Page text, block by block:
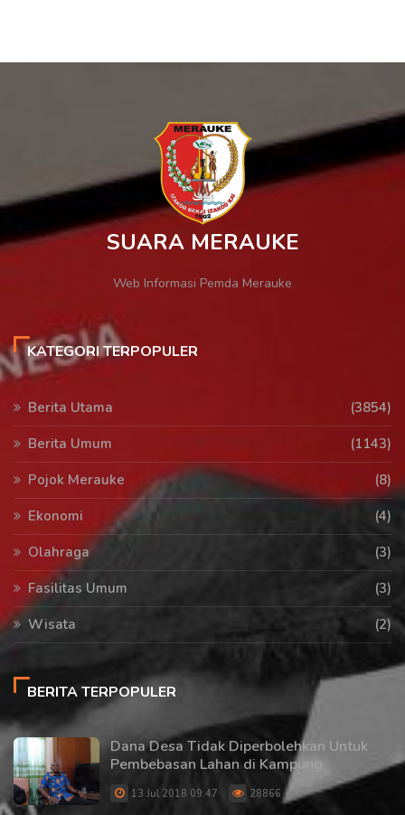
SUARA MERAUKE
Web Informasi Pemda Merauke
KATEGORI TERPOPULER
Berita Utama
(3854)
Berita Umum
(1143)
Pojok Merauke
(8)
Ekonomi
(4)
Olahraga
(3)
Fasilitas Umum
(3)
Wisata
(2)
BERITA TERPOPULER
Dana Desa Tidak Diperbolehkan Untuk
Pembebasan Lahan di Kampung
13 Jul 2018 09:47 28866